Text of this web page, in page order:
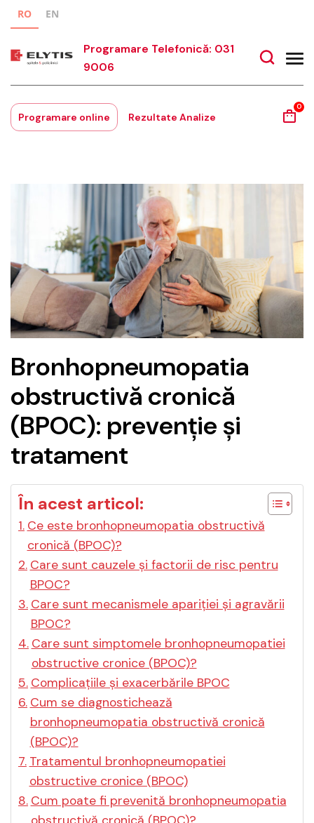
RO EN
Programare Telefonică: 031
9006
Programare online Rezultate Analize
0
Bronhopneumopatia
obstructivă cronică
(BPOC): prevenție și
tratament
În acest articol:
Ce este bronhopneumopatia obstructivă
cronică (BPOC)?
Care sunt cauzele și factorii de risc pentru
BPOC?
Care sunt mecanismele apariției și agravării
BPOC?
Care sunt simptomele bronhopneumopatiei
obstructive cronice (BPOC)?
Complicațiile și exacerbările BPOC
Cum se diagnostichează
bronhopneumopatia obstructivă cronică
(BPOC)?
Tratamentul bronhopneumopatiei
obstructive cronice (BPOC)
Cum poate fi prevenită bronhopneumopatia